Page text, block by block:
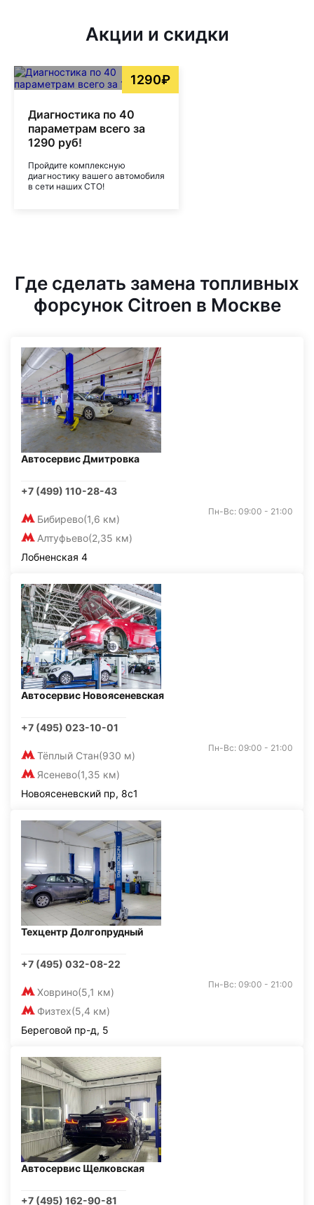
Акции и скидки
1290₽
Диагностика по 40
параметрам всего за
1290 руб!
Пройдите комплексную
диагностику вашего автомобиля
в сети наших СТО!
Где сделать замена топливных
форсунок Citroen в Москве
Автосервис Дмитровка
+7 (499) 110-28-43
Бибирево(1,6 км)
Алтуфьево(2,35 км)
Пн-Вс: 09:00 - 21:00
Лобненская 4
Автосервис Новоясеневская
+7 (495) 023-10-01
Тёплый Стан(930 м)
Ясенево(1,35 км)
Пн-Вс: 09:00 - 21:00
Новоясеневский пр, 8с1
Техцентр Долгопрудный
+7 (495) 032-08-22
Ховрино(5,1 км)
Физтех(5,4 км)
Пн-Вс: 09:00 - 21:00
Береговой пр-д, 5
Автосервис Щелковская
+7 (495) 162-90-81